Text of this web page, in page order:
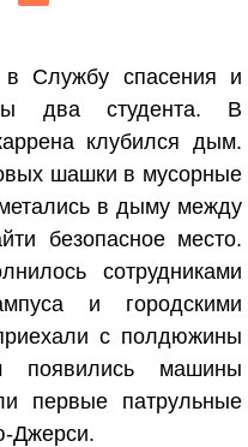
Службу спасения и
два студента. В
клубился дым.
шашки в мусорные
в дыму между
безопасное место.
сотрудниками
и городскими
с полдюжины
появились машины
первые патрульные
Джерси.